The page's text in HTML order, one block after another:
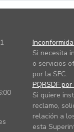
Si necesita
o servicios
por la SFC.
PQRSDF
Si quiere
reclamo,
relación a
esta